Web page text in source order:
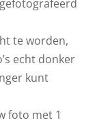
te worden,
echt donker
kunt
foto met 1